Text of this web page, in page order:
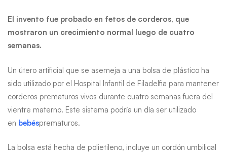
a
bebés
prematuros
El invento fue probado en fetos de corderos, que
mostraron un crecimiento normal luego de cuatro
semanas.
Un útero artificial que se asemeja a una bolsa de plástico ha
sido utilizado por el Hospital Infantil de Filadelfia para mantener
corderos prematuros vivos durante cuatro semanas fuera del
vientre materno. Este sistema podría un día ser utilizado
en bebésprematuros.
La bolsa está hecha de polietileno, incluye un cordón umbilical